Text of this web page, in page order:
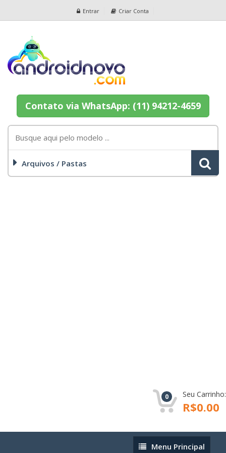
Entrar Criar Conta
Contato via WhatsApp: (11) 94212-4659
Arquivos / Pastas
0 Seu Carrinho:
R$0.00
MenuMenu Principal